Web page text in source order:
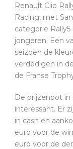
Renault Clio
Racing, met
categorie
jongeren. Een
seizoen de
verdedigen in
de Franse
De prijzenpot in
interessant. Er
in cash en
euro voor de
euro voor de